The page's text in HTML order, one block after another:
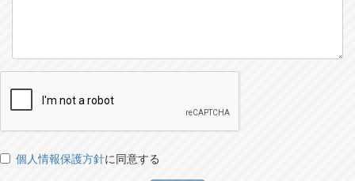
個人情報保護方針に同意する